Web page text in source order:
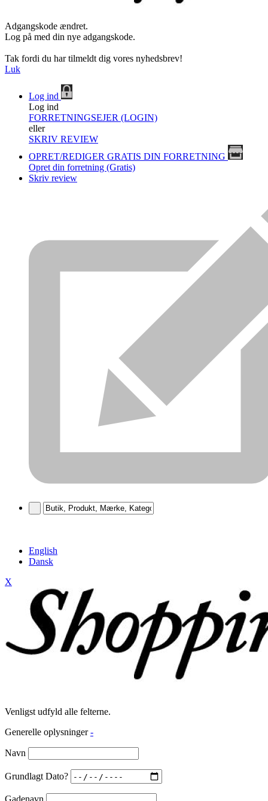
Adgangskode ændret.
Log på med din nye adgangskode.
Tak fordi du har tilmeldt dig vores nyhedsbrev!
Luk
Log ind
Log ind
FORRETNINGSEJER (LOGIN)
eller
SKRIV REVIEW
OPRET/REDIGER GRATIS DIN FORRETNING
Opret din forretning (Gratis)
Skriv review
English
Dansk
X
Venligst udfyld alle felterne.
Generelle oplysninger -
Navn
Grundlagt Dato?
Gadenavn